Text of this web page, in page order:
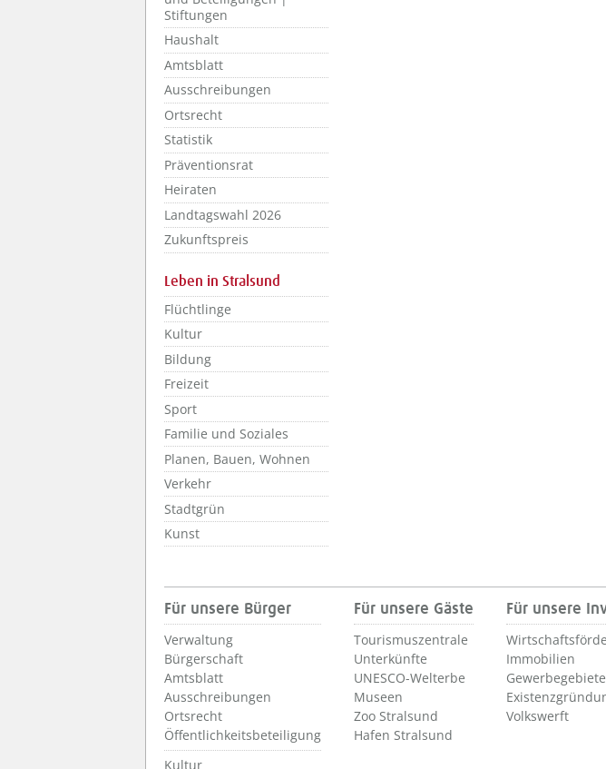
Stiftungen
Haushalt
Amtsblatt
Ausschreibungen
Ortsrecht
Statistik
Präventionsrat
Heiraten
Landtagswahl 2026
Zukunftspreis
Leben in Stralsund
Flüchtlinge
Kultur
Bildung
Freizeit
Sport
Familie und Soziales
Planen, Bauen, Wohnen
Verkehr
Stadtgrün
Kunst
Für unsere Bürger
Verwaltung
Bürgerschaft
Amtsblatt
Ausschreibungen
Ortsrecht
Öffentlichkeitsbeteiligung
Kultur
Für unsere Gäste
Tourismuszentrale
Unterkünfte
UNESCO-Welterbe
Museen
Zoo Stralsund
Hafen Stralsund
Für unsere
Immobilien
Gewerbegebiete
Volkswerft